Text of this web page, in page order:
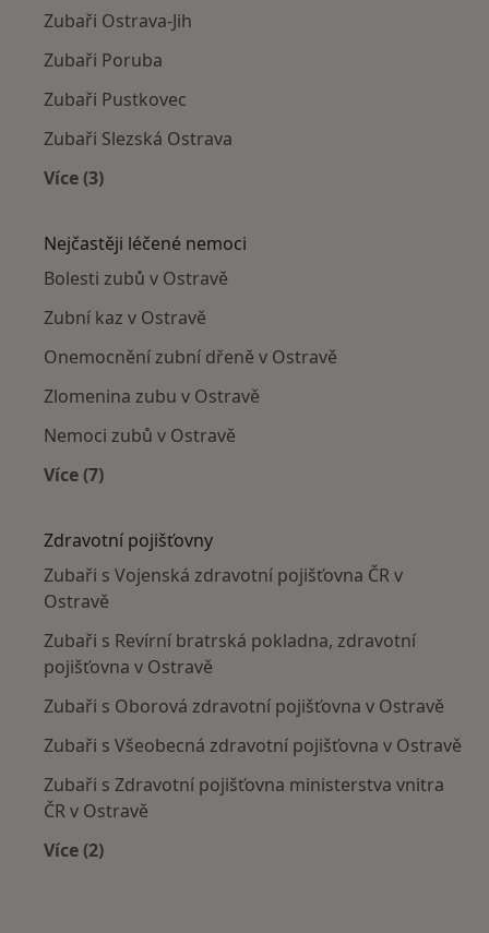
Zubaři Ostrava-Jih
Zubaři Poruba
Zubaři Pustkovec
Zubaři Slezská Ostrava
Více (3)
Nejčastěji léčené nemoci
Bolesti zubů v Ostravě
Zubní kaz v Ostravě
Onemocnění zubní dřeně v Ostravě
Zlomenina zubu v Ostravě
Nemoci zubů v Ostravě
Více (7)
Zdravotní pojišťovny
Zubaři s Vojenská zdravotní pojišťovna ČR v
Ostravě
Zubaři s Revírní bratrská pokladna, zdravotní
pojišťovna v Ostravě
Zubaři s Oborová zdravotní pojišťovna v Ostravě
Zubaři s Všeobecná zdravotní pojišťovna v Ostravě
Zubaři s Zdravotní pojišťovna ministerstva vnitra
ČR v Ostravě
Více (2)